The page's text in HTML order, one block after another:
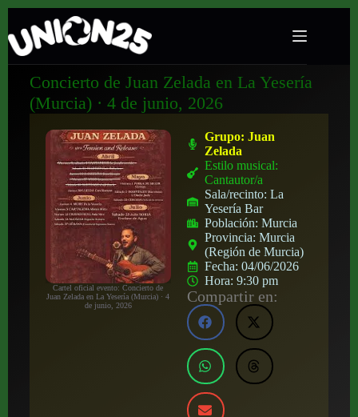
Concierto de Juan Zelada en La Yesería
(Murcia) · 4 de junio, 2026
Cartel oficial evento: Concierto de
Juan Zelada en La Yesería (Murcia) · 4
de junio, 2026
Grupo:Juan
Zelada
Estilo musical:
Cantautor/a
Sala/recinto:La
Yesería Bar
Población:Murcia
Provincia:Murcia
(Región de Murcia)
Fecha:04/06/2026
Hora:9:30 pm
Compartir en: